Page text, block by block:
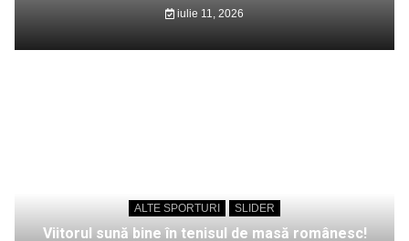
iulie 11, 2026
ALTE SPORTURI SLIDER
Viitorul sună bine în tenisul de masă românesc!